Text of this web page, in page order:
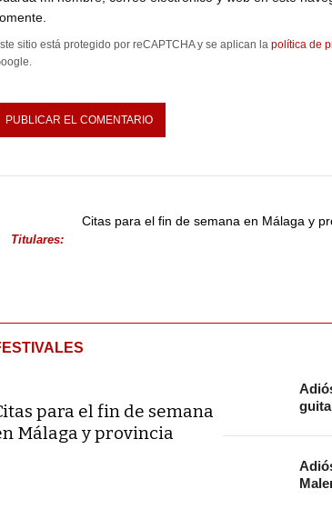
sitio está protegido por reCAPTCHA y se aplican lapolítica de
Titulares:
Citas para el fin de semana en Málaga y
para el fin de semana
Málaga y provincia